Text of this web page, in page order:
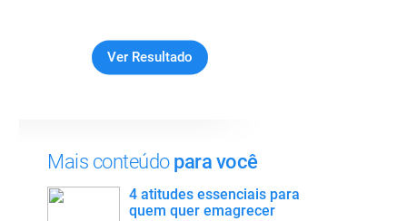
Mais conteúdo para você
4 atitudes essenciais para
quem quer emagrecer